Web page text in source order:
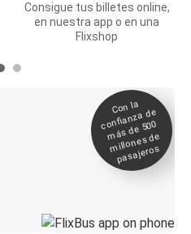
Consigue tus billetes online,
en nuestra app o en una
Flixshop
Con la
confianza de
más de 500
millones de
pasajeros